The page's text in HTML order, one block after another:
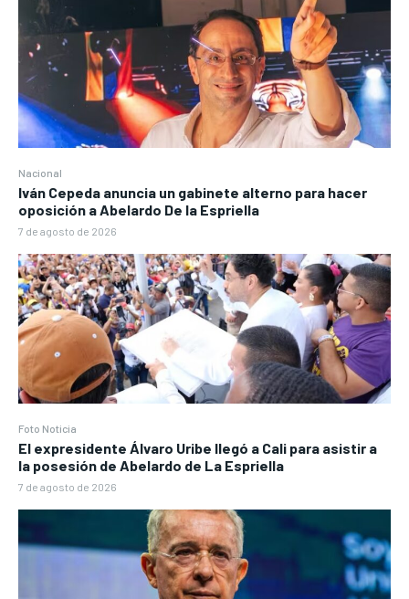
Nacional
Iván Cepeda anuncia un gabinete alterno para hacer
oposición a Abelardo De la Espriella
7 de agosto de 2026
Foto Noticia
El expresidente Álvaro Uribe llegó a Cali para asistir a
la posesión de Abelardo de La Espriella
7 de agosto de 2026